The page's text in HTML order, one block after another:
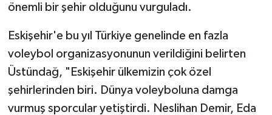
önemli bir şehir olduğunu vurguladı.
Eskişehir'e bu yıl Türkiye genelinde en fazla
voleybol organizasyonunun verildiğini belirten
Üstündağ, "Eskişehir ülkemizin çok özel
şehirlerinden biri. Dünya voleyboluna damga
vurmuş sporcular yetiştirdi. Neslihan Demir, Eda